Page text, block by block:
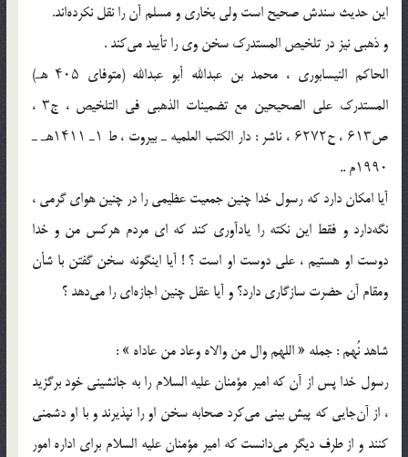
این حدیث سندش صحیح است ولی بخاری و مسلم آن را نقل نکرده‌اند.
و ذهبی نیز در تلخیص المستدرک سخن وی را تأیید می‌کند .
الحاکم النیسابوری ، محمد بن عبدالله أبو عبدالله (متوفای ۴۰۵ هـ)
المستدرک علی الصحیحین مع تضمینات الذهبی فی التلخیص ، ج۳ ،
ص۶۱۳ ، ح۶۲۷۲ ، ناشر : دار الکتب العلمیه ـ بیروت ، ط ۱ـ ۱۴۱۱هـ ـ
۱۹۹۰م ..
آیا امکان دارد که رسول خدا چنین جمعیت عظیمی را در چنین هوای گرمی ،
نگه‌دارد و فقط این نکته را یادآوری کند که ای مردم هرکس من و خدا
دوست او هستیم ، علی دوست او است ؟ ! آیا اینگونه سخن گفتن با شأن
ومقام آن حضرت سازگاری دارد؟ و آیا عقل چنین اجازه‌ای را می‌دهد ؟
شاهد نُهم : جمله « اللهم وال من والاه وعاد من عاداه » :
رسول خدا پس از آن که امیر مؤمنان علیه السلام را به جانشینی خود برگزید
، از آن‌جایی که پیش بینی می‌کرد صحابه سخن او را نپذیرند و با او دشمنی
کنند و از طرف دیگر می‌دانست که امیر مؤمنان علیه السلام برای اداره امور